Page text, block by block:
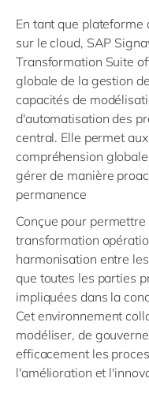
En tant que plateforme
sur le cloud, SAP
Transformation Suite
globale de la gestion
capacités de
d'automatisation des
central. Elle permet
compréhension
gérer de manière
permanence
Conçue pour
transformation
harmonisation entre
que toutes les parties
impliquées dans la
Cet environnement
modéliser, de
efficacement les
l'amélioration et